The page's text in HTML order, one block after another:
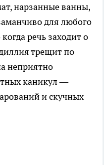
нарзанные ванны,
для любого
речь заходит о
трещит по
неприятно
каникул —
и скучных